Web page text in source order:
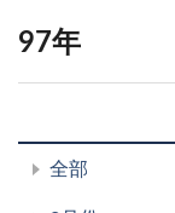
97年
全部